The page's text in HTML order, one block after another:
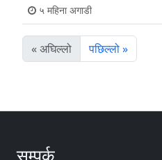
५ महिना अगाडी
« अघिल्लो पछिल्लो »
सम्पर्क